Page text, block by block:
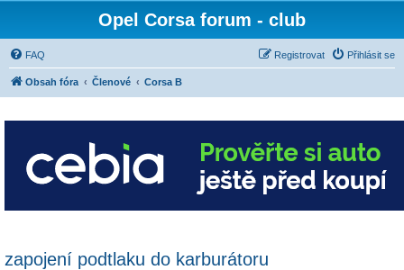
Opel Corsa forum - club
FAQ Přihlásit se
Registrovat
Obsah fóra Členové Corsa B
zapojení podtlaku do karburátoru